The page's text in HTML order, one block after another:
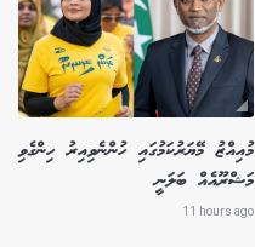
މުއިއްޒު މޭޔަރުކަމުގައި ހުންނެވިއިރު ހިންގެވި
މަޝްރޫއެއް ބަލަނީ
11 hours ago